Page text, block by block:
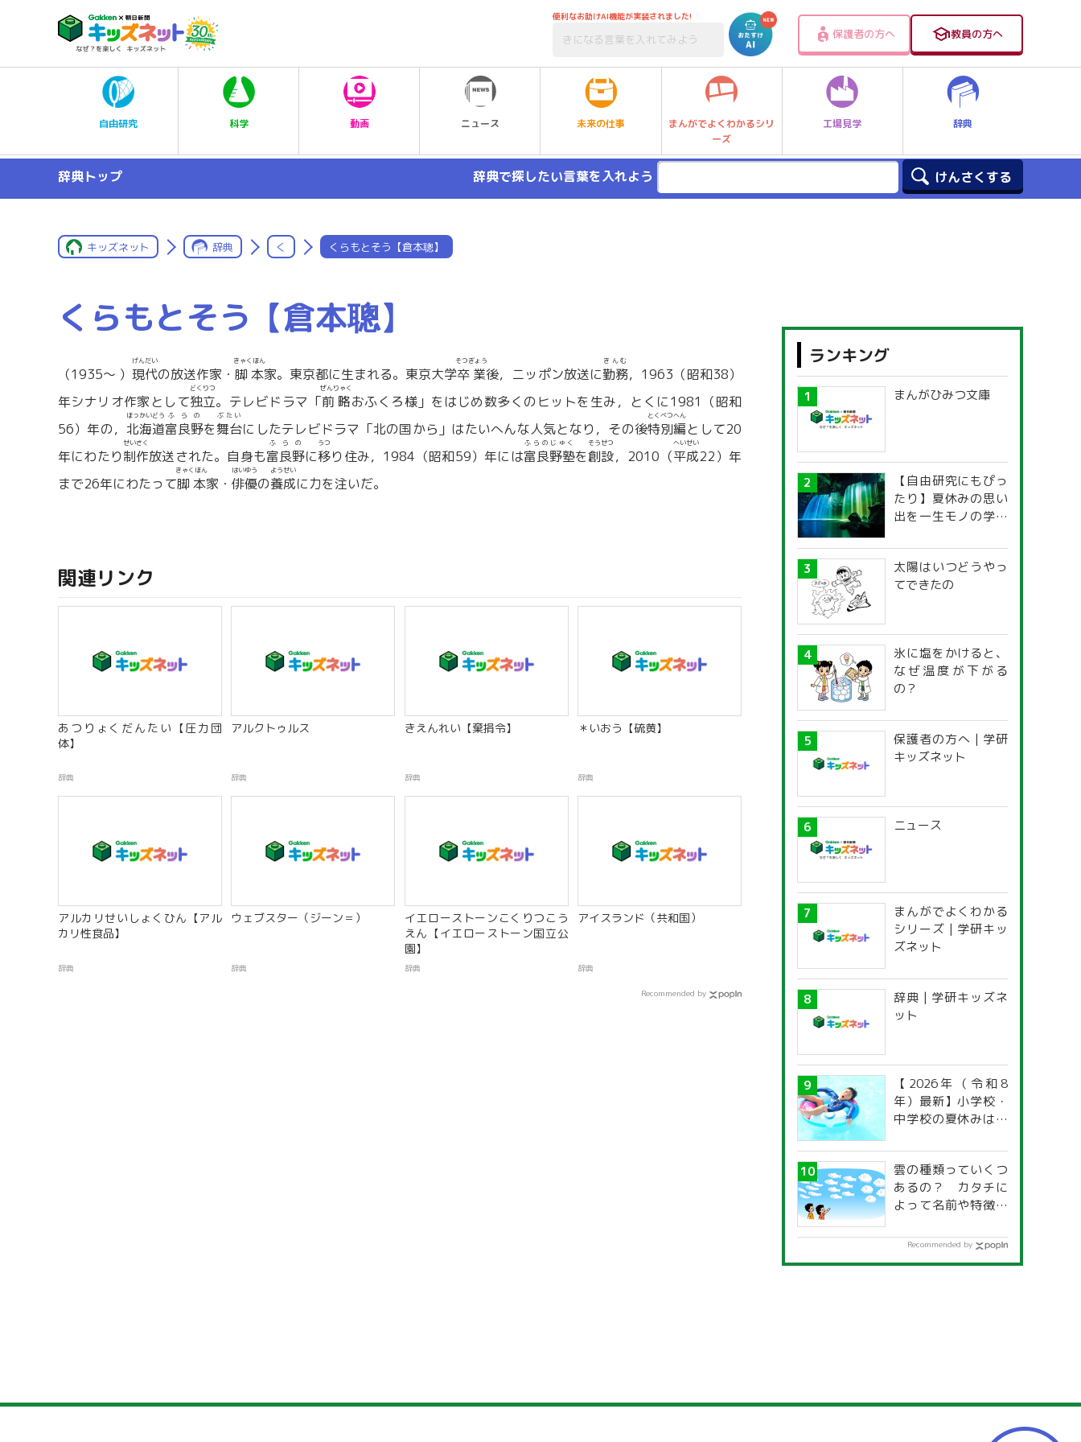
便利なお助けAI機能が実装されました!
保護者の方へ 教員の方へ
自由研究 科学 動画 ニュース 未来の仕事
まんがでよくわかるシリ
ーズ
工場見学 辞典
辞典トップ 辞典で探したい言葉を入れよう
キッズネット 辞典 く くらもとそう【倉本聰】
くらもとそう【倉本聰】
（1935〜 ） 現代
げんだい
の放送作家・ 脚本
きゃくほん
家。東京都に生まれる。東京大学卒業
そつぎょう
後，ニッポン放送に勤務
きんむ
，1963（昭和38）
年シナリオ作家として独立
どくりつ
。テレビドラマ「前略
ぜんりゃく
おふくろ様」をはじめ数多くのヒットを生み，とくに1981（昭和
56）年の， 北海道
ほっかいどう
富良野
ふらの
を舞台
ぶたい
にしたテレビドラマ「北の国から」はたいへんな人気となり，その後特別編
とくべつへん
として20
年にわたり制作
せいさく
放送された。自身も富良野
ふらの
に移
うつ
り住み，1984（昭和59）年には富良野塾
ふらのじゅく
を創設
そうせつ
，2010（平成
へいせい
22）年
まで26年にわたって脚本
きゃくほん
家・ 俳優
はいゆう
の養成
ようせい
に力を注いだ。
関連リンク
あつりょくだんたい【圧力団
体】
辞典
アルクトゥルス
辞典
きえんれい【棄捐令】
辞典
＊いおう【硫黄】
辞典
アルカリせいしょくひん【アル
カリ性食品】
辞典
ウェブスター（ジーン＝）
辞典
イエローストーンこくりつこう
えん【イエローストーン国立公
園】
辞典
アイスランド（共和国）
辞典
Recommended by
ランキング
まんがひみつ文庫
【自由研究にもぴっ
たり】夏休みの思い
出を一生モノの学び
探究ガイド
太陽はいつどうやっ
てできたの
氷に塩をかけると、
なぜ温度が下がる
の？
保護者の方へ | 学研
キッズネット
ニュース
まんがでよくわかる
シリーズ | 学研キッ
ズネット
辞典 | 学研キッズネ
ット
【2026年（令和8
年）最新】小学校・
中学校の夏休みはい
道府県別「夏季休暇
一覧」
雲の種類っていくつ
あるの？ カタチに
よって名前や特徴が
Recommended by